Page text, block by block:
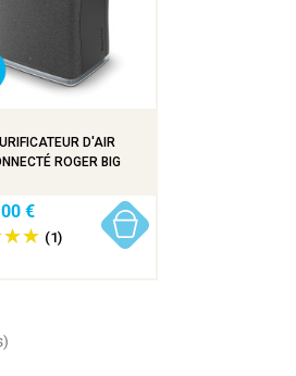
D'AIR
ROGER BIG
(1)
€